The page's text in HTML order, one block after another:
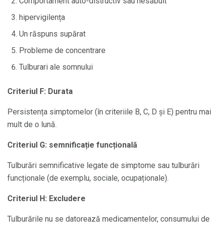
hipervigilența
Un răspuns supărat
Probleme de concentrare
Tulburari ale somnului
Criteriul F: Durata
Persistența simptomelor (în criteriile B, C, D și E) pentru mai
mult de o lună.
Criteriul G: semnificație funcțională
Tulburări semnificative legate de simptome sau tulburări
funcționale (de exemplu, sociale, ocupaționale).
Criteriul H: Excludere
Tulburările nu se datorează medicamentelor, consumului de